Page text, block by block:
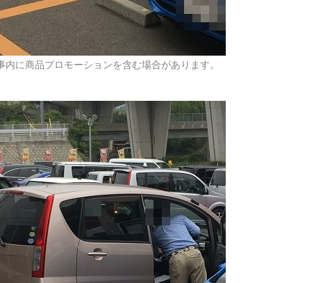
内に商品プロモーションを含む場合があります。